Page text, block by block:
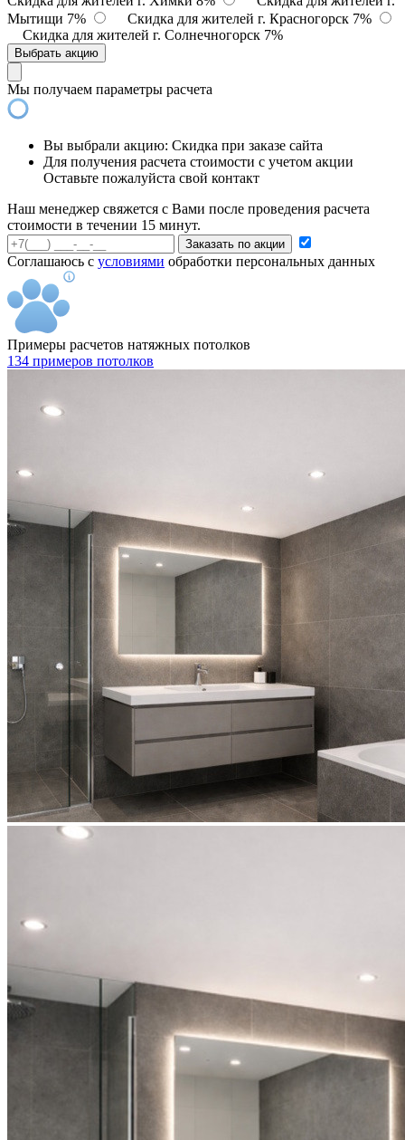
Мытищи 7%
Скидка для жителей г. Красногорск 7%
Скидка для жителей г. Солнечногорск 7%
Выбрать акцию
Мы получаем параметры расчета
Вы выбрали акцию: Скидка при заказе сайта
Для получения расчета стоимости с учетом акции
Оставьте пожалуйста свой контакт
Наш менеджер свяжется с Вами после проведения расчета
стоимости в течении 15 минут.
Заказать по акции
Соглашаюсь с условиями обработки персональных данных
Примеры расчетов натяжных потолков
134 примеров потолков